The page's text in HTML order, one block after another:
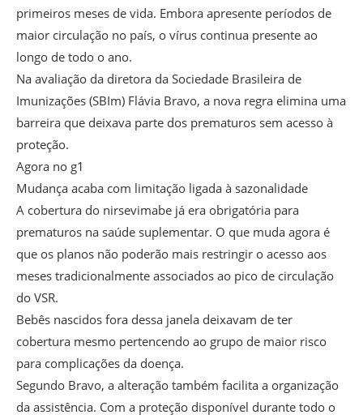
primeiros meses de vida. Embora apresente períodos de
maior circulação no país, o vírus continua presente ao
longo de todo o ano.
Na avaliação da diretora da Sociedade Brasileira de
Imunizações (SBIm) Flávia Bravo, a nova regra elimina uma
barreira que deixava parte dos prematuros sem acesso à
proteção.
Agora no g1
Mudança acaba com limitação ligada à sazonalidade
A cobertura do nirsevimabe já era obrigatória para
prematuros na saúde suplementar. O que muda agora é
que os planos não poderão mais restringir o acesso aos
meses tradicionalmente associados ao pico de circulação
do VSR.
Bebês nascidos fora dessa janela deixavam de ter
cobertura mesmo pertencendo ao grupo de maior risco
para complicações da doença.
Segundo Bravo, a alteração também facilita a organização
da assistência. Com a proteção disponível durante todo o